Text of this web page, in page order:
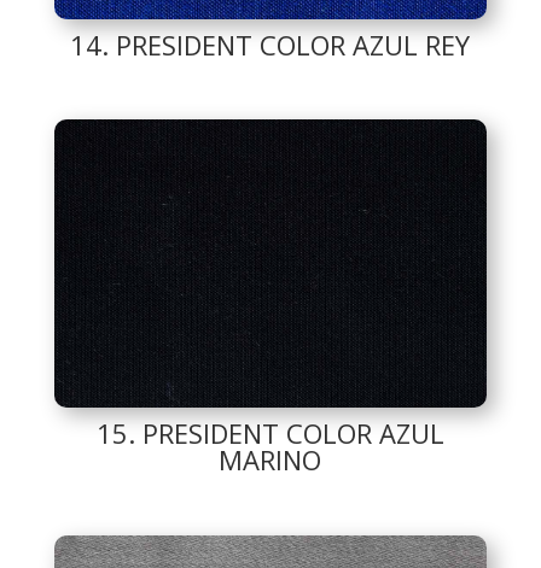
14. PRESIDENT COLOR AZUL REY
15. PRESIDENT COLOR AZUL
MARINO